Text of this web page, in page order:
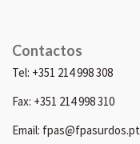
Contactos
Tel: +351 214 998 308
Fax: +351 214 998 310
Email: fpas@fpasurdos.pt